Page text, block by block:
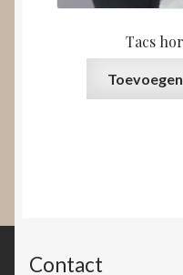
Tacs
Contact